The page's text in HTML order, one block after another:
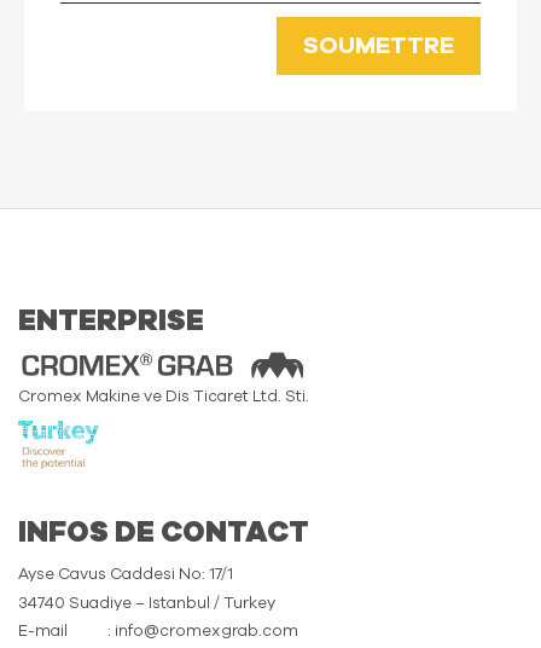
SOUMETTRE
ENTERPRISE
Cromex Makine ve Dis Ticaret Ltd. Sti.
INFOS DE CONTACT
Ayse Cavus Caddesi No: 17/1
34740 Suadiye – Istanbul / Turkey
E-mail
: info@cromexgrab.com